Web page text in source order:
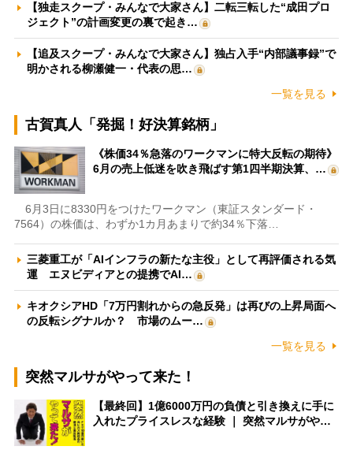
【独走スクープ・みんなで大家さん】二転三転した“成田プロ
ジェクト”の計画変更の裏で起き…
【追及スクープ・みんなで大家さん】独占入手“内部議事録”で
明かされる柳瀬健一・代表の思…
一覧を見る
古賀真人「発掘！好決算銘柄」
《株価34％急落のワークマンに特大反転の期待》
6月の売上低迷を吹き飛ばす第1四半期決算、…
6月3日に8330円をつけたワークマン（東証スタンダード・
7564）の株価は、わずか1カ月あまりで約34％下落…
三菱重工が「AIインフラの新たな主役」として再評価される気
運 エヌビディアとの提携でAI…
キオクシアHD「7万円割れからの急反発」は再びの上昇局面へ
の反転シグナルか？ 市場のムー…
一覧を見る
突然マルサがやって来た！
【最終回】1億6000万円の負債と引き換えに手に
入れたプライスレスな経験 ｜ 突然マルサがや…